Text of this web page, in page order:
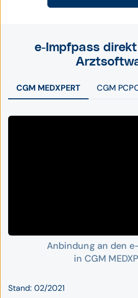
e-Impfpass
CGM MEDXPERT CGM
Anbindung an den
in CGM
Stand: 02/2021